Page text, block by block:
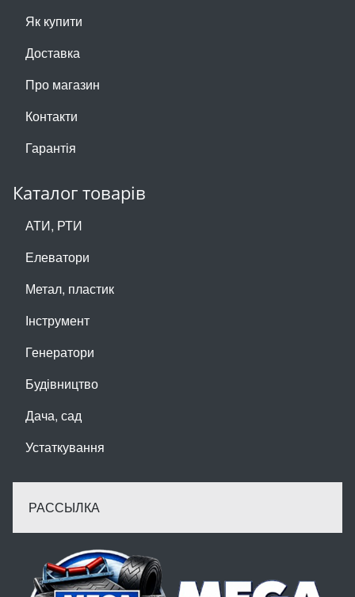
Як купити
Доставка
Про магазин
Контакти
Гарантія
Каталог товарів
АТИ, РТИ
Елеватори
Метал, пластик
Інструмент
Генератори
Будівництво
Дача, сад
Устаткування
РАССЫЛКА